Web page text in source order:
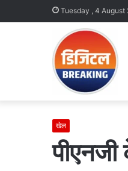
Tuesday , 4 August
खेल